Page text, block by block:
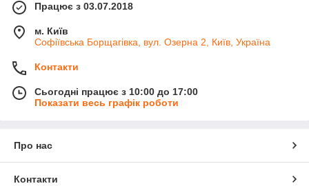
Працює з 03.07.2018
м. Київ
Софіївська Борщагівка, вул. Озерна 2, Київ, Україна
Контакти
Сьогодні працює з 10:00 до 17:00
Показати весь графік роботи
Про нас
Контакти